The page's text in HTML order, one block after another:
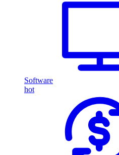
Software
hot